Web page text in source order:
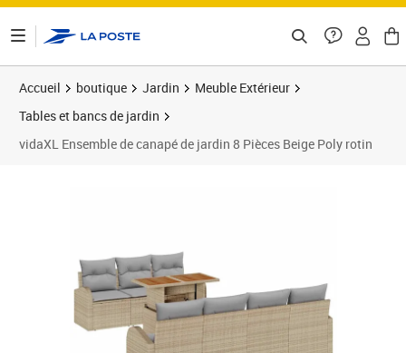
Accueil boutique Jardin
Meuble Extérieur
Tables et bancs de jardin
vidaXL Ensemble de canapé de jardin 8 Pièces Beige Poly rotin